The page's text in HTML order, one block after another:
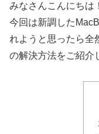
みなさんこんにちは
今回は新調した
れようと思ったら全
の解決方法をご紹介